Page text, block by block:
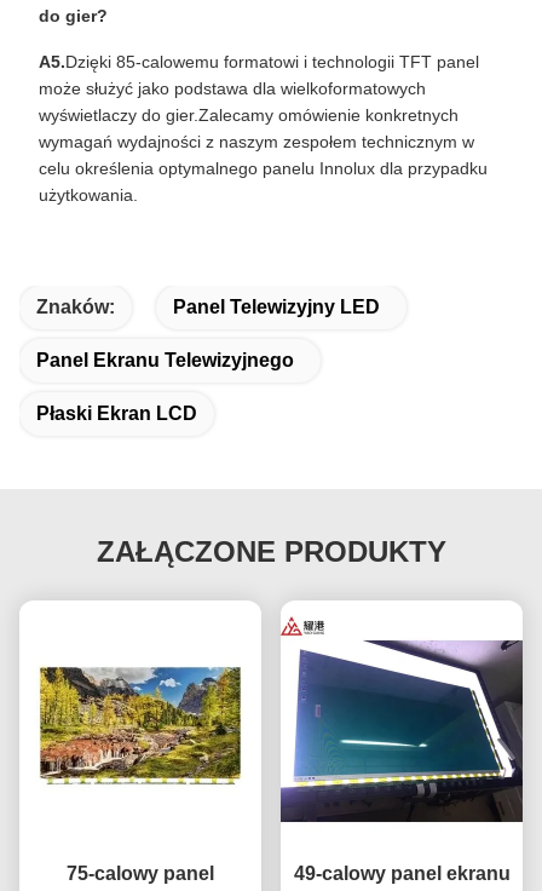
do gier?
A5.Dzięki 85-calowemu formatowi i technologii TFT panel
może służyć jako podstawa dla wielkoformatowych
wyświetlaczy do gier.Zalecamy omówienie konkretnych
wymagań wydajności z naszym zespołem technicznym w
celu określenia optymalnego panelu Innolux dla przypadku
użytkowania.
Znaków: Panel Telewizyjny LED
Panel Ekranu Telewizyjnego
Płaski Ekran LCD
ZAŁĄCZONE PRODUKTY
75-calowy panel
49-calowy panel ekranu